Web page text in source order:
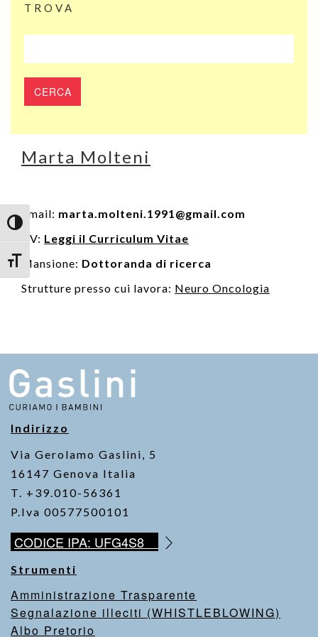
Attiva/disattiva alto contrasto
Attiva/disattiva dimensione testo
TROVA
Marta Molteni
Email: marta.molteni.1991@gmail.com
CV: Leggi il Curriculum Vitae
Mansione: Dottoranda di ricerca
Strutture presso cui lavora: Neuro Oncologia
Indirizzo
Via Gerolamo Gaslini, 5
16147 Genova Italia
T. +39.010-56361
P.Iva 00577500101
CODICE IPA: UFG4S8
Strumenti
Amministrazione Trasparente
Segnalazione illeciti (WHISTLEBLOWING)
Albo Pretorio